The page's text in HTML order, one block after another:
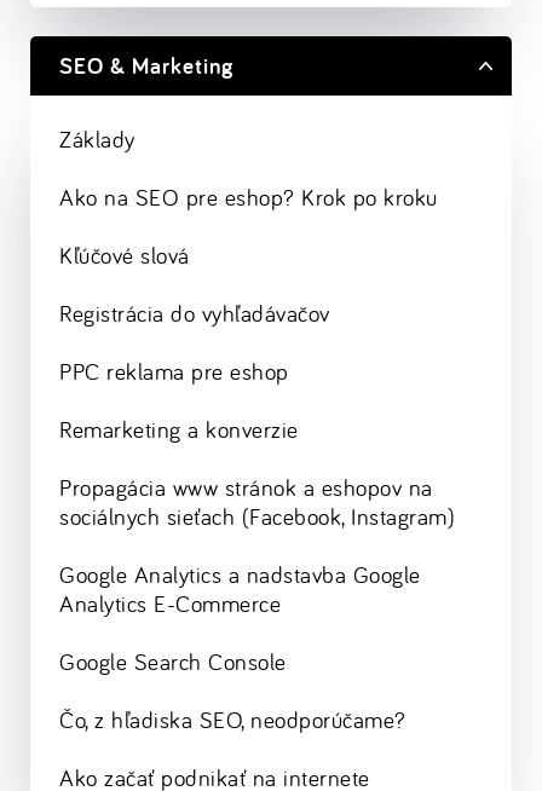
SEO & Marketing
Základy
Ako na SEO pre eshop? Krok po kroku
Kľúčové slová
Registrácia do vyhľadávačov
PPC reklama pre eshop
Remarketing a konverzie
Propagácia www stránok a eshopov na
sociálnych sieťach (Facebook, Instagram)
Google Analytics a nadstavba Google
Analytics E-Commerce
Google Search Console
Čo, z hľadiska SEO, neodporúčame?
Ako začať podnikať na internete